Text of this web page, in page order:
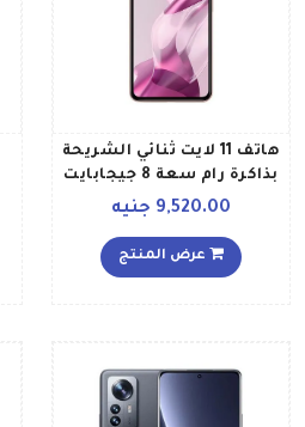
هاتف 11 لايت ثنائي الشريحة
بذاكرة رام سعة 8 جيجابايت
NE بلون وردي خوخي إصدار
9,520.00 جنيه
عرض المنتج